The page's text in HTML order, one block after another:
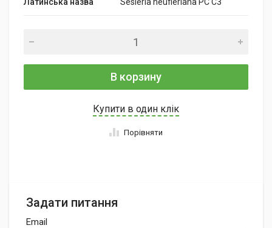
В корзину
Купити в один клік
Порівняти
Задати питання
Email